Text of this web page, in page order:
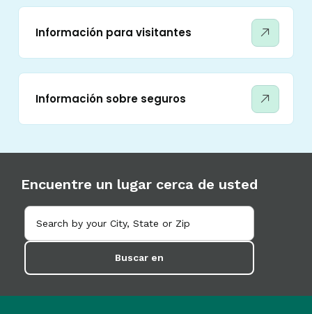
Información para visitantes
Información sobre seguros
Encuentre un lugar cerca de usted
Buscar en